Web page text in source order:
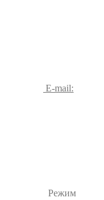
E-mail:
Режим